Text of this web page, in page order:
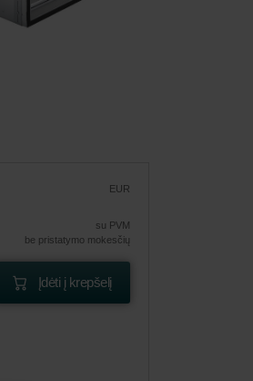
EUR
su PVM
be pristatymo mokesčių
Įdėti į krepšelį